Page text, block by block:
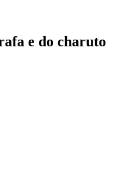
e do charuto